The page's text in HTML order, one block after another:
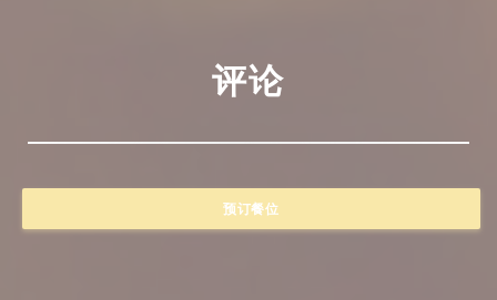
评论
预订餐位